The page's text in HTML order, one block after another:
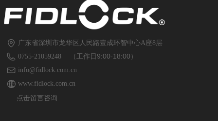
广东省深圳市龙华区人民路壹成环智中心A座8层
0755-21059248
info@fidlock.com.cn
www.fidlock.com.cn
（工作日9:00-18:00）
点击留言咨询